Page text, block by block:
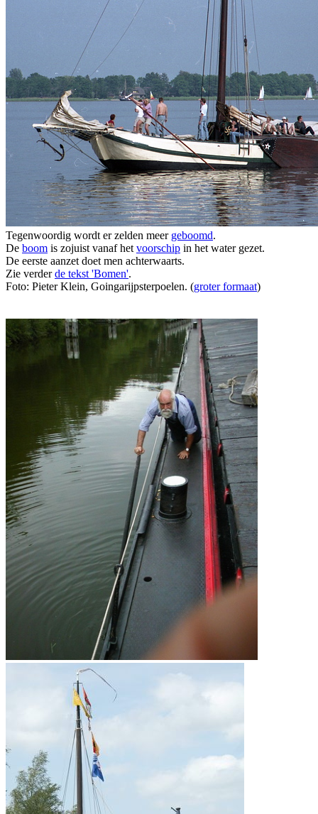
Tegenwoordig wordt er zelden meer geboomd.
De boom is zojuist vanaf het voorschip in het water gezet.
De eerste aanzet doet men achterwaarts.
Zie verderde tekst 'Bomen'.
Foto: Pieter Klein, Goingarijpsterpoelen. (groter formaat)